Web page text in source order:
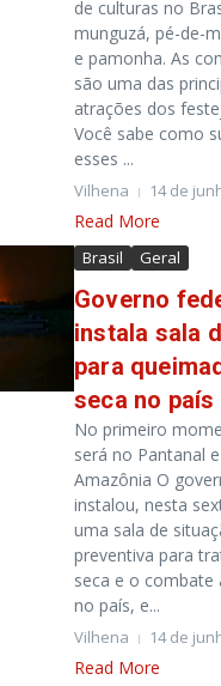
de culturas no
munguzá, pé-de-
e pamonha. As
são uma das
atrações dos
Você sabe como
esses ...
Vilhena 14 de
Read More
Brasil Geral
Governo
instala sala
para
seca no país
No primeiro
será no Pantanal
Amazônia O
instalou, nesta
uma sala de
preventiva para
seca e o combate
no país, e...
Vilhena 14 de
Read More